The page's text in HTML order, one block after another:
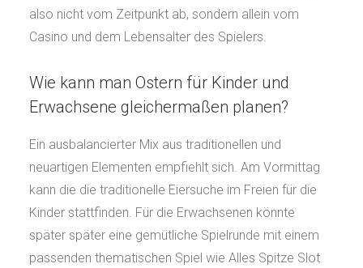
also nicht vom Zeitpunkt ab, sondern allein vom
Casino und dem Lebensalter des Spielers.
Wie kann man Ostern für Kinder und
Erwachsene gleichermaßen planen?
Ein ausbalancierter Mix aus traditionellen und
neuartigen Elementen empfiehlt sich. Am Vormittag
kann die die traditionelle Eiersuche im Freien für die
Kinder stattfinden. Für die Erwachsenen könnte
später später eine gemütliche Spielrunde mit einem
passenden thematischen Spiel wie Alles Spitze Slot